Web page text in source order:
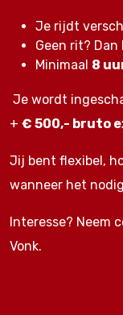
Je rijdt
Geen rit?
Minimaal 8
Je wordt
+ € 500,- bruto
Jij bent flexibel,
wanneer het
Interesse? Neem
Vonk.